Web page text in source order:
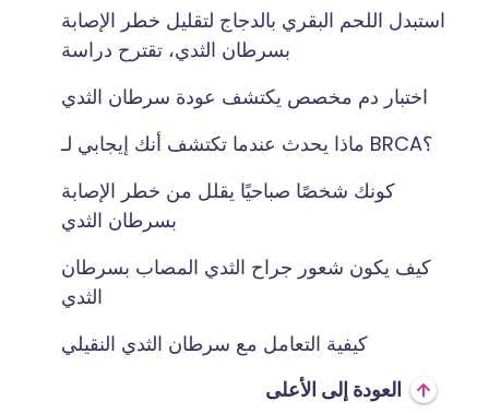
استبدل اللحم البقري بالدجاج لتقليل خطر الإصابة
بسرطان الثدي، تقترح دراسة
اختبار دم مخصص يكتشف عودة سرطان الثدي
ماذا يحدث عندما تكتشف أنك إيجابي لـ BRCA؟
كونك شخصًا صباحيًا يقلل من خطر الإصابة
بسرطان الثدي
كيف يكون شعور جراح الثدي المصاب بسرطان
الثدي
كيفية التعامل مع سرطان الثدي النقيلي
العودة إلى الأعلى